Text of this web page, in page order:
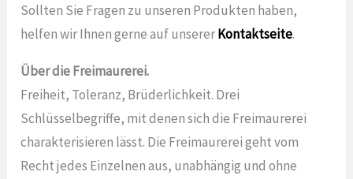
Sollten Sie Fragen zu unseren Produkten haben,
helfen wir Ihnen gerne auf unsererKontaktseite.
Über die Freimaurerei.
Freiheit, Toleranz, Brüderlichkeit. Drei
Schlüsselbegriffe, mit denen sich die Freimaurerei
charakterisieren lässt. Die Freimaurerei geht vom
Recht jedes Einzelnen aus, unabhängig und ohne